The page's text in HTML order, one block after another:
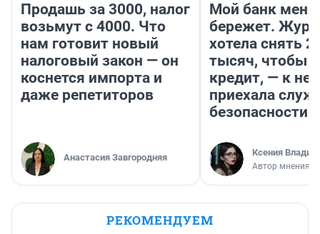
Продашь за 3000, налог
возьмут с 4000. Что
нам готовит новый
налоговый закон — он
коснется импорта и
даже репетиторов
Анастасия Завгородняя
Мой банк меня
бережет.
хотела снять
тысяч, чтобы
кредит, — к
приехала
безопасности
Ксения
Автор мнения
РЕКОМЕНДУЕМ